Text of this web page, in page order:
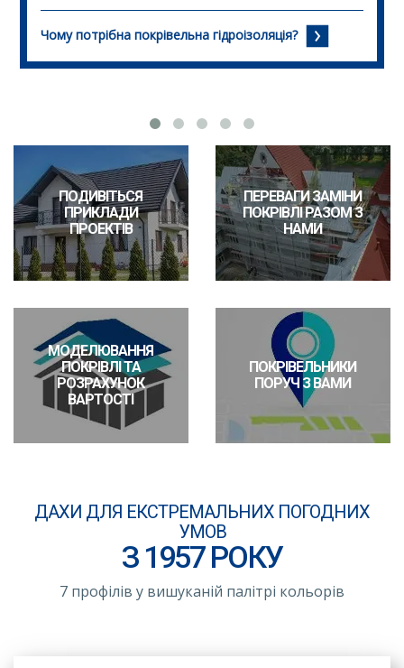
Чому потрібна покрівельна гідроізоляція?
ПОДИВІТЬСЯ
ПРИКЛАДИ
ПРОЕКТІВ
ПЕРЕВАГИ ЗАМІНИ
ПОКРІВЛІ РАЗОМ З
НАМИ
МОДЕЛЮВАННЯ
ПОКРІВЛІ ТА
РОЗРАХУНОК
ВАРТОСТІ
ПОКРІВЕЛЬНИКИ
ПОРУЧ З ВАМИ
ДАХИ ДЛЯ ЕКСТРЕМАЛЬНИХ ПОГОДНИХ
УМОВ
З 1957 РОКУ
7 профілів у вишуканій палітрі кольорів